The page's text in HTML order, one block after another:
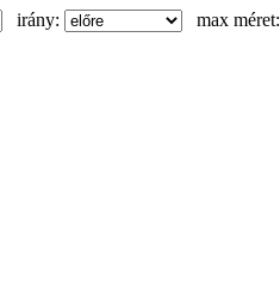
irány: max méret: